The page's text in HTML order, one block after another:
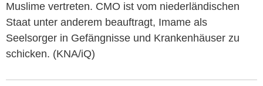
Muslime vertreten. CMO ist vom niederländischen
Staat unter anderem beauftragt, Imame als
Seelsorger in Gefängnisse und Krankenhäuser zu
schicken. (KNA/iQ)